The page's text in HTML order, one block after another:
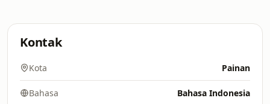
Kontak
Kota Painan
Bahasa Bahasa Indonesia